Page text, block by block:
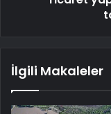
İlgili Makaleler